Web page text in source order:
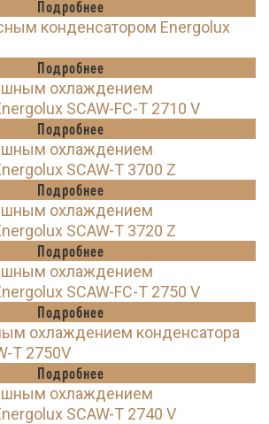
Подробнее
конденсатором Energolux
Подробнее
охлаждением
SCAW-FC-T 2710 V
Подробнее
охлаждением
SCAW-T 3700 Z
Подробнее
охлаждением
SCAW-T 3720 Z
Подробнее
охлаждением
SCAW-FC-T 2750 V
Подробнее
охлаждением конденсатора
T 2750V
Подробнее
охлаждением
SCAW-T 2740 V